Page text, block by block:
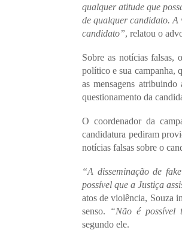
qualquer atitude que
de qualquer candidato. A
candidato”, relatou o
Sobre as notícias falsas,
político e sua campanha,
as mensagens
questionamento da
O coordenador da
candidatura pediram
notícias falsas sobre o
“A disseminação de
possível que a Justiça
atos de violência, Souza
senso.
“Não é possível
segundo ele.